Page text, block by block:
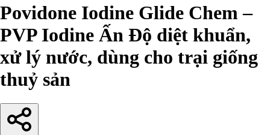
Povidone Iodine Glide Chem –
PVP Iodine Ấn Độ diệt khuẩn,
xử lý nước, dùng cho trại giống
thuỷ sản